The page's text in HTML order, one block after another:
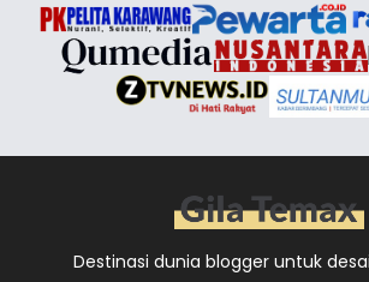
Destinasi dunia blogger untuk